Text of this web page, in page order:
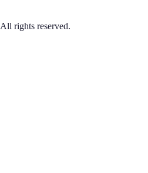
All rights reserved.